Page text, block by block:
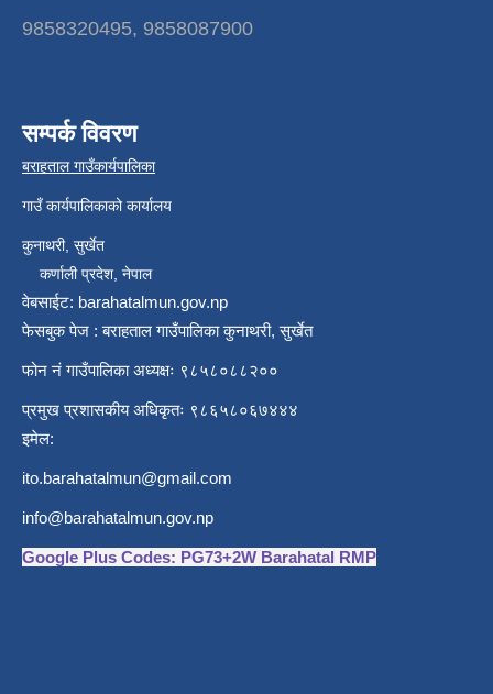
9858320495, 9858087900
सम्पर्क विवरण
बराहताल गाउँकार्यपालिका
गाउँ कार्यपालिकाको कार्यालय
कुनाथरी, सुर्खेत
कर्णाली प्रदेश, नेपाल
वेबसाईट: barahatalmun.gov.np
फेसबुक पेज : बराहताल गाउँपालिका कुनाथरी, सुर्खेत
फोन नं गाउँपालिका अध्यक्षः ९८५८०८८२००
प्रमुख प्रशासकीय अधिकृतः ९८६५८०६७४४४
इमेल:
ito.barahatalmun@gmail.com
info@barahatalmun.gov.np
Google Plus Codes: PG73+2W Barahatal RMP